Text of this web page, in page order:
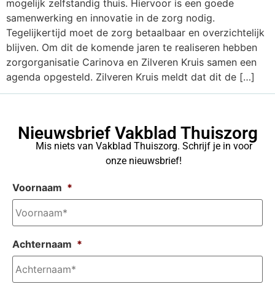
mogelijk zelfstandig thuis. Hiervoor is een goede
samenwerking en innovatie in de zorg nodig.
Tegelijkertijd moet de zorg betaalbaar en overzichtelijk
blijven. Om dit de komende jaren te realiseren hebben
zorgorganisatie Carinova en Zilveren Kruis samen een
agenda opgesteld. Zilveren Kruis meldt dat dit de […]
Nieuwsbrief Vakblad Thuiszorg
Mis niets van Vakblad Thuiszorg. Schrijf je in voor
onze nieuwsbrief!
Voornaam *
Achternaam *